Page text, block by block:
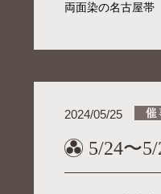
両面染の名古屋帯
2024/05/25
5/24〜